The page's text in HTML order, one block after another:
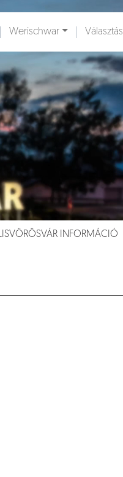
Werischwar Választás
INFORMÁCIÓ
Aloldalak [